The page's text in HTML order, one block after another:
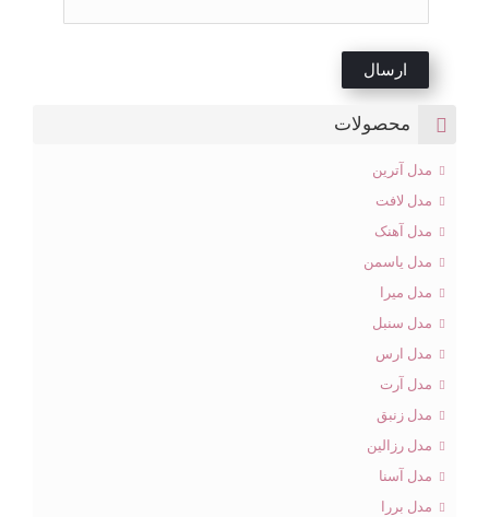
محصولات
مدل آترین
مدل لافت
مدل آهنک
مدل یاسمن
مدل میرا
مدل سنبل
مدل ارس
مدل آرت
مدل زنبق
مدل رزالین
مدل آسنا
مدل بررا